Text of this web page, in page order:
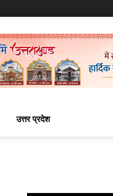
उत्तर प्रदेश